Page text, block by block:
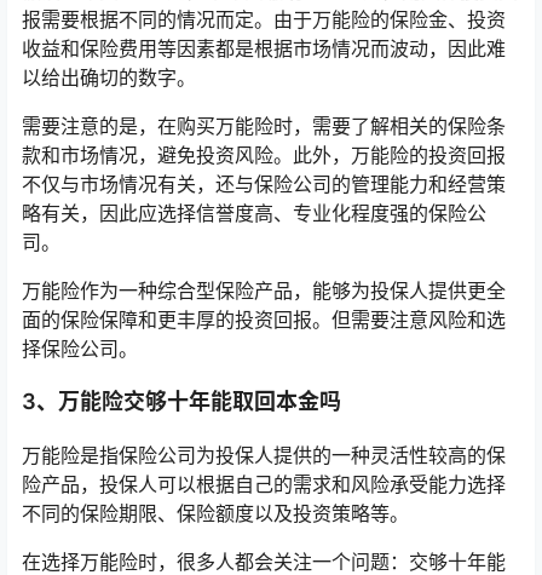
报需要根据不同的情况而定。由于万能险的保险金、投资
收益和保险费用等因素都是根据市场情况而波动，因此难
以给出确切的数字。
需要注意的是，在购买万能险时，需要了解相关的保险条
款和市场情况，避免投资风险。此外，万能险的投资回报
不仅与市场情况有关，还与保险公司的管理能力和经营策
略有关，因此应选择信誉度高、专业化程度强的保险公
司。
万能险作为一种综合型保险产品，能够为投保人提供更全
面的保险保障和更丰厚的投资回报。但需要注意风险和选
择保险公司。
3、万能险交够十年能取回本金吗
万能险是指保险公司为投保人提供的一种灵活性较高的保
险产品，投保人可以根据自己的需求和风险承受能力选择
不同的保险期限、保险额度以及投资策略等。
在选择万能险时，很多人都会关注一个问题：交够十年能